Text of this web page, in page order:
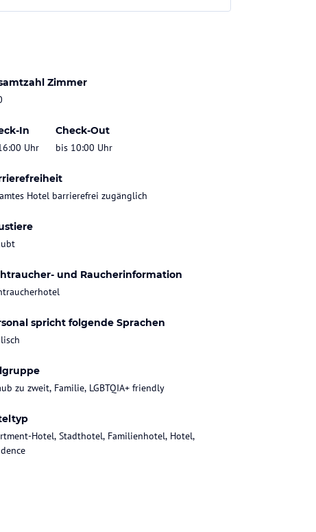
Zimmer
In
Uhr
Check-Out
bis 10:00 Uhr
Hotel barrierefrei zugänglich
und Raucherinformation
spricht folgende Sprachen
zu zweit, Familie, LGBTQIA+ friendly
Hotel, Stadthotel, Familienhotel, Hotel,